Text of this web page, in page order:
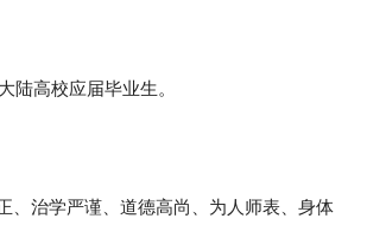
陆高校应届毕业生。
、治学严谨、道德高尚、为人师表、身体